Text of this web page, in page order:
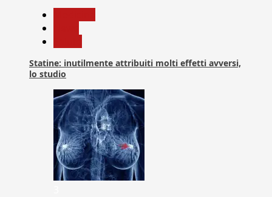
Statine: inutilmente attribuiti molti effetti avversi,
lo studio